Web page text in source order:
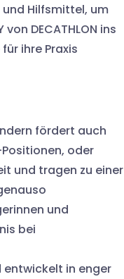
Hilfsmittel, um
DECATHLON ins
ihre Praxis
fördert auch
oder
und tragen zu einer
und
bei
entwickelt in enger